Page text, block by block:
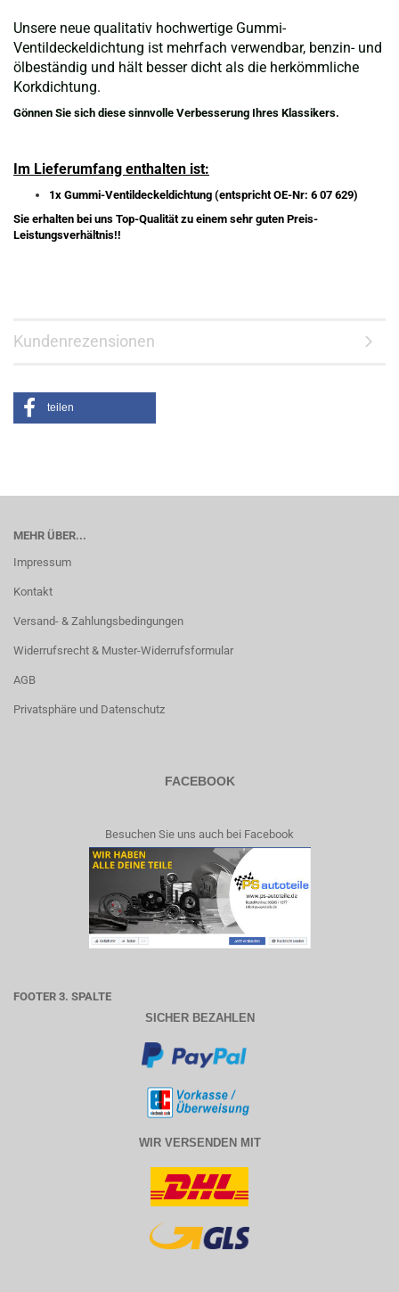
Unsere neue qualitativ hochwertige Gummi-
Ventildeckeldichtung ist mehrfach verwendbar, benzin- und
ölbeständig und hält besser dicht als die herkömmliche
Korkdichtung.
Gönnen Sie sich diese sinnvolle Verbesserung Ihres Klassikers.
Im Lieferumfang enthalten ist:
1x Gummi-Ventildeckeldichtung (entspricht OE-Nr: 6 07 629)
Sie erhalten bei uns Top-Qualität zu einem sehr guten Preis-
Leistungsverhältnis!!
Kundenrezensionen
teilen
MEHR ÜBER...
Impressum
Kontakt
Versand- & Zahlungsbedingungen
Widerrufsrecht & Muster-Widerrufsformular
AGB
Privatsphäre und Datenschutz
FACEBOOK
Besuchen Sie uns auch bei Facebook
FOOTER 3. SPALTE
SICHER BEZAHLEN
WIR VERSENDEN MIT